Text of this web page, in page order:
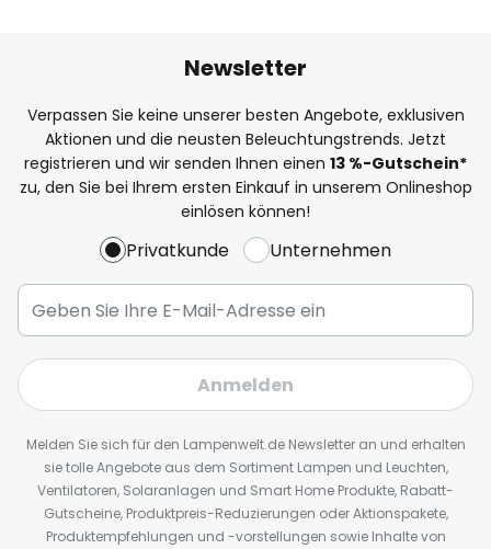
Newsletter
Verpassen Sie keine unserer besten Angebote, exklusiven
Aktionen und die neusten Beleuchtungstrends. Jetzt
registrieren und wir senden Ihnen einen 13 %-Gutschein*
zu, den Sie bei Ihrem ersten Einkauf in unserem Onlineshop
einlösen können!
Privatkunde Unternehmen
Anmelden
Melden Sie sich für den Lampenwelt.de Newsletter an und erhalten
sie tolle Angebote aus dem Sortiment Lampen und Leuchten,
Ventilatoren, Solaranlagen und Smart Home Produkte, Rabatt-
Gutscheine, Produktpreis-Reduzierungen oder Aktionspakete,
Produktempfehlungen und -vorstellungen sowie Inhalte von